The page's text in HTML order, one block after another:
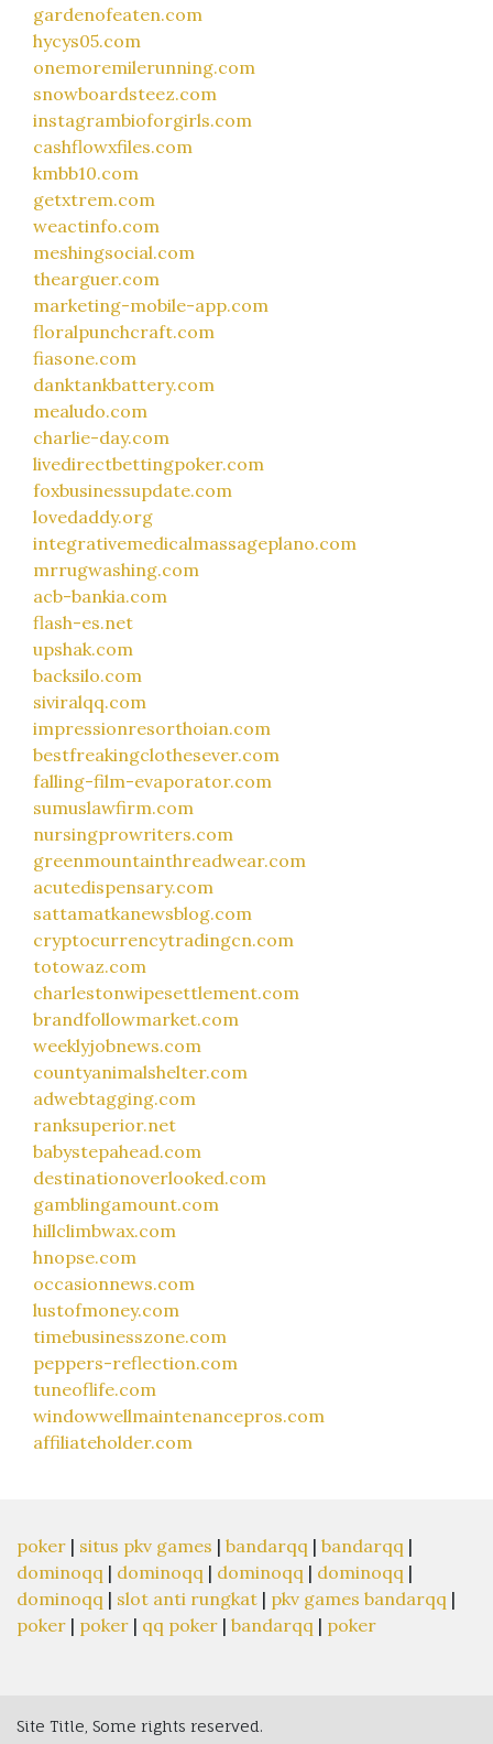
gardenofeaten.com
hycys05.com
onemoremilerunning.com
snowboardsteez.com
instagrambioforgirls.com
cashflowxfiles.com
kmbb10.com
getxtrem.com
weactinfo.com
meshingsocial.com
thearguer.com
marketing-mobile-app.com
floralpunchcraft.com
fiasone.com
danktankbattery.com
mealudo.com
charlie-day.com
livedirectbettingpoker.com
foxbusinessupdate.com
lovedaddy.org
integrativemedicalmassageplano.com
mrrugwashing.com
acb-bankia.com
flash-es.net
upshak.com
backsilo.com
siviralqq.com
impressionresorthoian.com
bestfreakingclothesever.com
falling-film-evaporator.com
sumuslawfirm.com
nursingprowriters.com
greenmountainthreadwear.com
acutedispensary.com
sattamatkanewsblog.com
cryptocurrencytradingcn.com
totowaz.com
charlestonwipesettlement.com
brandfollowmarket.com
weeklyjobnews.com
countyanimalshelter.com
adwebtagging.com
ranksuperior.net
babystepahead.com
destinationoverlooked.com
gamblingamount.com
hillclimbwax.com
hnopse.com
occasionnews.com
lustofmoney.com
timebusinesszone.com
peppers-reflection.com
tuneoflife.com
windowwellmaintenancepros.com
affiliateholder.com
poker | situs pkv games | bandarqq | bandarqq |
dominoqq | dominoqq | dominoqq | dominoqq |
dominoqq | slot anti rungkat | pkv games bandarqq |
poker | poker | qq poker | bandarqq | poker
Site Title, Some rights reserved.